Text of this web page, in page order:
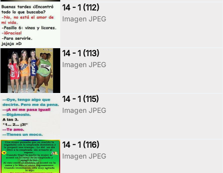
14 - 1 (112)
Imagen JPEG
14 - 1 (113)
Imagen JPEG
14 - 1 (115)
Imagen JPEG
14 - 1 (116)
Imagen JPEG